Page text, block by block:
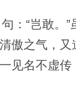
：“岂敢。”
傲之气，又
见名不虚